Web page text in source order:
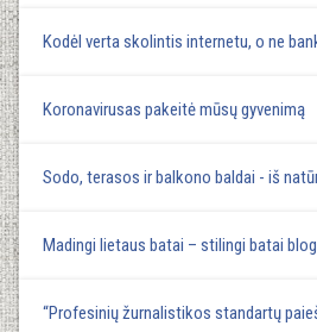
Kodėl verta skolintis internetu, o ne
Koronavirusas pakeitė mūsų gyvenimą
Sodo, terasos ir balkono baldai - iš
Madingi lietaus batai – stilingi batai
“Profesinių žurnalistikos standartų